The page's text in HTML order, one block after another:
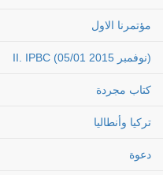
مؤتمرنا الاول
II. IPBC (05/01 نوفمبر 2015)
كتاب مجردة
تركيا وأنطاليا
دعوة